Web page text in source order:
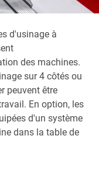
d'usinage à
des machines.
sur 4 côtés ou
peuvent être
En option, les
d'un système
dans la table de